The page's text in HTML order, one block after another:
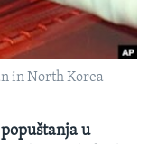
in North Korea
u